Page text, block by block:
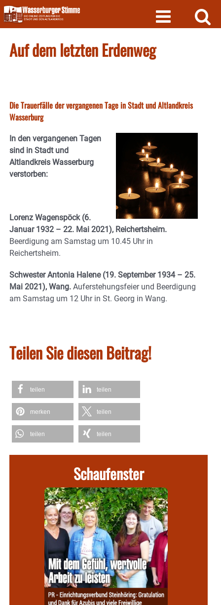
Skip
to
content
Auf dem letzten Erdenweg
Die Trauerfälle der vergangenen Tage in Stadt und Altlandkreis
Wasserburg
In den vergangenen Tagen
sind in Stadt und
Altlandkreis Wasserburg
verstorben:
Lorenz Wagenspöck (6.
Januar 1932 – 22. Mai 2021), Reichertsheim.
Beerdigung am Samstag um 10.45 Uhr in
Reichertsheim.
Schwester Antonia Halene (19. September 1934 – 25.
Mai 2021), Wang. Auferstehungsfeier und Beerdigung
am Samstag um 12 Uhr in St. Georg in Wang.
Teilen Sie diesen Beitrag!
teilen teilen
merken teilen
teilen teilen
Schaufenster